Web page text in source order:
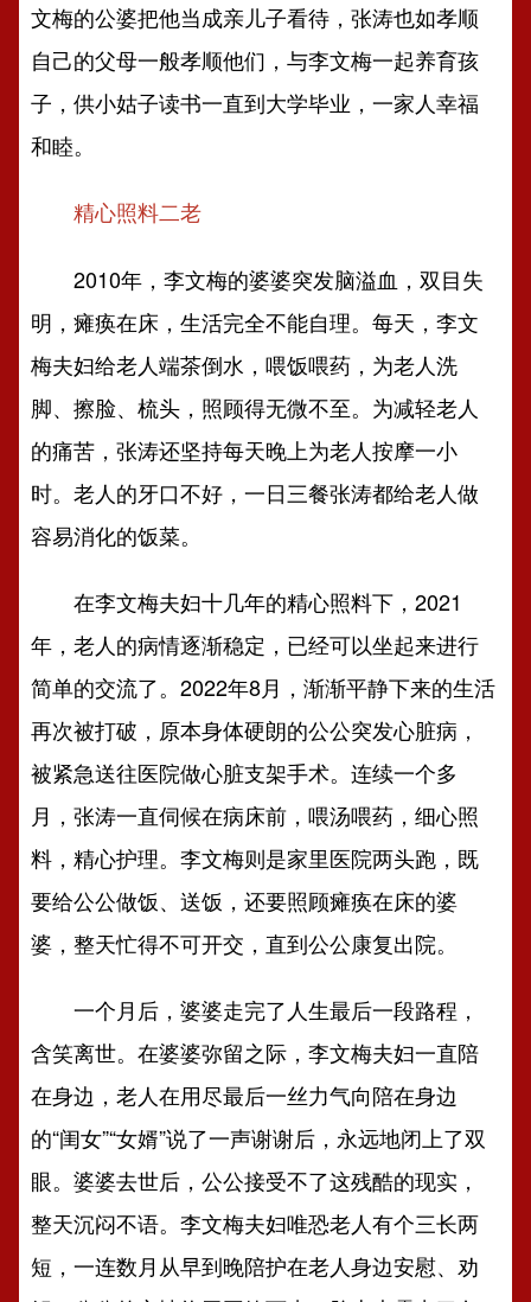
文梅的公婆把他当成亲儿子看待，张涛也如孝顺
自己的父母一般孝顺他们，与李文梅一起养育孩
子，供小姑子读书一直到大学毕业，一家人幸福
和睦。
精心照料二老
2010年，李文梅的婆婆突发脑溢血，双目失
明，瘫痪在床，生活完全不能自理。每天，李文
梅夫妇给老人端茶倒水，喂饭喂药，为老人洗
脚、擦脸、梳头，照顾得无微不至。为减轻老人
的痛苦，张涛还坚持每天晚上为老人按摩一小
时。老人的牙口不好，一日三餐张涛都给老人做
容易消化的饭菜。
在李文梅夫妇十几年的精心照料下，2021
年，老人的病情逐渐稳定，已经可以坐起来进行
简单的交流了。2022年8月，渐渐平静下来的生活
再次被打破，原本身体硬朗的公公突发心脏病，
被紧急送往医院做心脏支架手术。连续一个多
月，张涛一直伺候在病床前，喂汤喂药，细心照
料，精心护理。李文梅则是家里医院两头跑，既
要给公公做饭、送饭，还要照顾瘫痪在床的婆
婆，整天忙得不可开交，直到公公康复出院。
一个月后，婆婆走完了人生最后一段路程，
含笑离世。在婆婆弥留之际，李文梅夫妇一直陪
在身边，老人在用尽最后一丝力气向陪在身边
的“闺女”“女婿”说了一声谢谢后，永远地闭上了双
眼。婆婆去世后，公公接受不了这残酷的现实，
整天沉闷不语。李文梅夫妇唯恐老人有个三长两
短，一连数月从早到晚陪护在老人身边安慰、劝